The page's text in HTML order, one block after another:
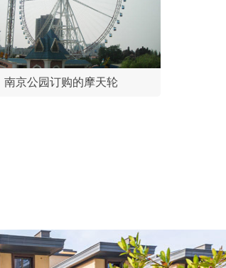
南京公园订购的摩天轮